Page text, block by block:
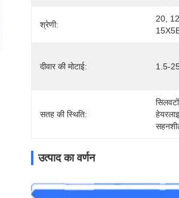
श्रेणी:
20,
दीवार की मोटाई: 1.5-
सतह की स्थिति:
उत्पाद का वर्णन